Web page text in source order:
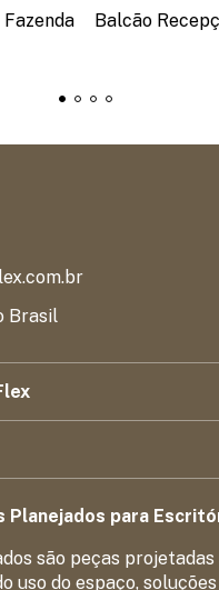
Balcão
Brasil
Planejados para
são peças
uso do espaço, soluções